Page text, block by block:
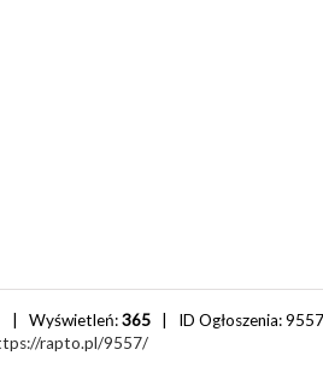
| Wyświetleń:365 | ID Ogłoszenia:9557
rapto.pl/9557/